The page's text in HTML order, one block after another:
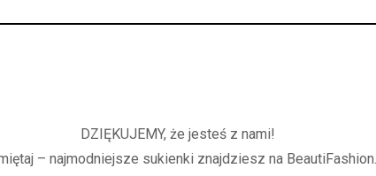
DZIĘKUJEMY, że jesteś z nami!
– najmodniejsze sukienki znajdziesz na